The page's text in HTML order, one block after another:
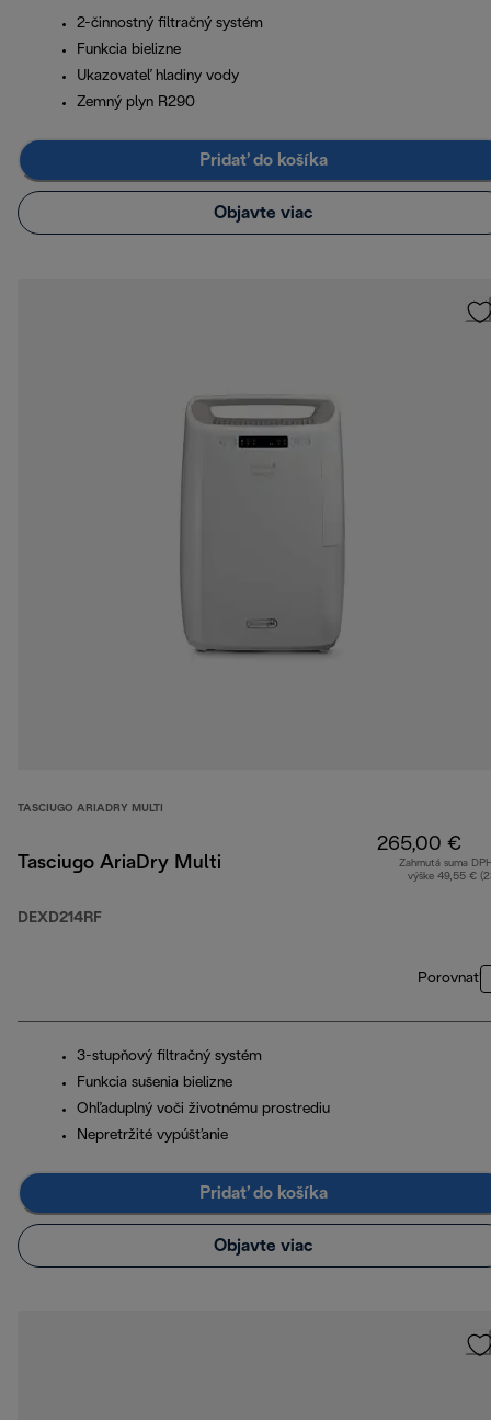
2-činnostný filtračný systém
Funkcia bielizne
Ukazovateľ hladiny vody
Zemný plyn R290
Pridať do košíka
Objavte viac
TASCIUGO ARIADRY MULTI
Tasciugo AriaDry Multi
DEXD214RF
265,00 €
Zahrnutá suma
výške 49,55 €
Porovnať
3-stupňový filtračný systém
Funkcia sušenia bielizne
Ohľaduplný voči životnému prostrediu
Nepretržité vypúšťanie
Pridať do košíka
Objavte viac